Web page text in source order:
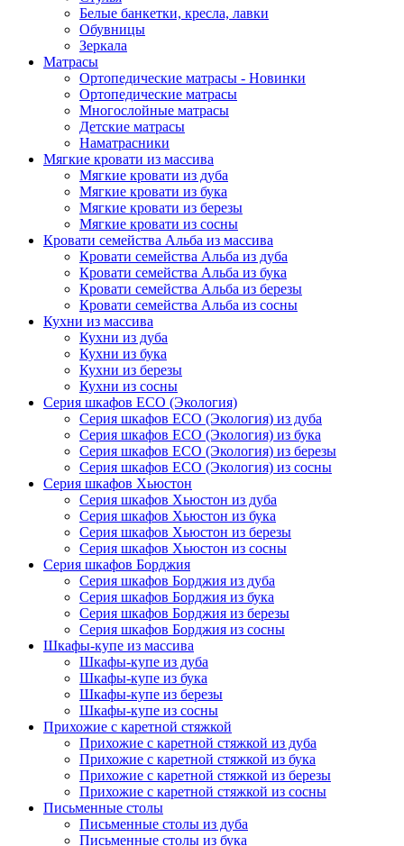
Белые банкетки, кресла, лавки
Обувницы
Зеркала
Матрасы
Ортопедические матрасы - Новинки
Ортопедические матрасы
Многослойные матрасы
Детские матрасы
Наматрасники
Мягкие кровати из массива
Мягкие кровати из дуба
Мягкие кровати из бука
Мягкие кровати из березы
Мягкие кровати из сосны
Кровати семейства Альба из массива
Кровати семейства Альба из дуба
Кровати семейства Альба из бука
Кровати семейства Альба из березы
Кровати семейства Альба из сосны
Кухни из массива
Кухни из дуба
Кухни из бука
Кухни из березы
Кухни из сосны
Серия шкафов ECO (Экология)
Серия шкафов ECO (Экология) из дуба
Серия шкафов ECO (Экология) из бука
Серия шкафов ECO (Экология) из березы
Серия шкафов ECO (Экология) из сосны
Серия шкафов Хьюстон
Серия шкафов Хьюстон из дуба
Серия шкафов Хьюстон из бука
Серия шкафов Хьюстон из березы
Серия шкафов Хьюстон из сосны
Серия шкафов Борджия
Серия шкафов Борджия из дуба
Серия шкафов Борджия из бука
Серия шкафов Борджия из березы
Серия шкафов Борджия из сосны
Шкафы-купе из массива
Шкафы-купе из дуба
Шкафы-купе из бука
Шкафы-купе из березы
Шкафы-купе из сосны
Прихожие с каретной стяжкой
Прихожие с каретной стяжкой из дуба
Прихожие с каретной стяжкой из бука
Прихожие с каретной стяжкой из березы
Прихожие с каретной стяжкой из сосны
Письменные столы
Письменные столы из дуба
Письменные столы из бука